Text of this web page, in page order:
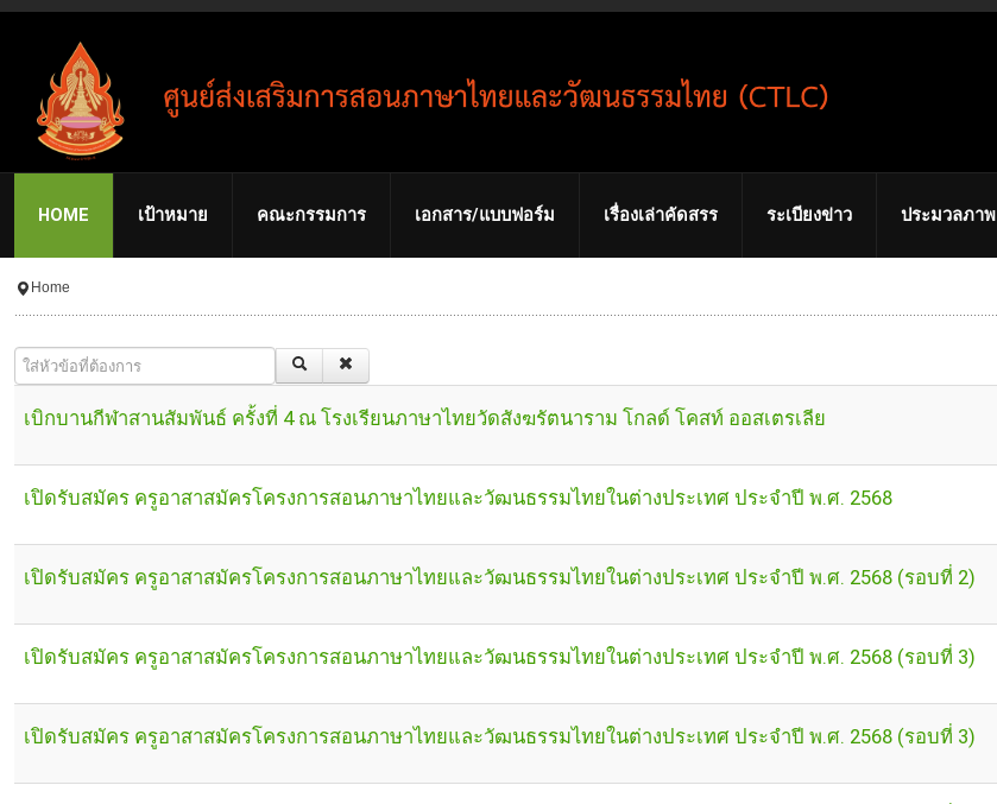
HOME เป้าหมาย คณะกรรมการ เอกสาร/แบบฟอร์ม เรื่องเล่าคัดสรร ระเบียงข่าว ประมวลภาพ
Home
ใส่หัวข้อที่ต้องการ
เบิกบานกีฬาสานสัมพันธ์ ครั้งที่ 4 ณ โรงเรียนภาษาไทยวัดสังฆรัตนาราม โกลด์ โคสท์ ออสเตรเลีย
เปิดรับสมัคร ครูอาสาสมัครโครงการสอนภาษาไทยและวัฒนธรรมไทยในต่างประเทศ ประจำปี พ.ศ. 2568
เปิดรับสมัคร ครูอาสาสมัครโครงการสอนภาษาไทยและวัฒนธรรมไทยในต่างประเทศ ประจำปี พ.ศ. 2568 (รอบที่ 2)
เปิดรับสมัคร ครูอาสาสมัครโครงการสอนภาษาไทยและวัฒนธรรมไทยในต่างประเทศ ประจำปี พ.ศ. 2568 (รอบที่ 3)
เปิดรับสมัคร ครูอาสาสมัครโครงการสอนภาษาไทยและวัฒนธรรมไทยในต่างประเทศ ประจำปี พ.ศ. 2568 (รอบที่ 3)